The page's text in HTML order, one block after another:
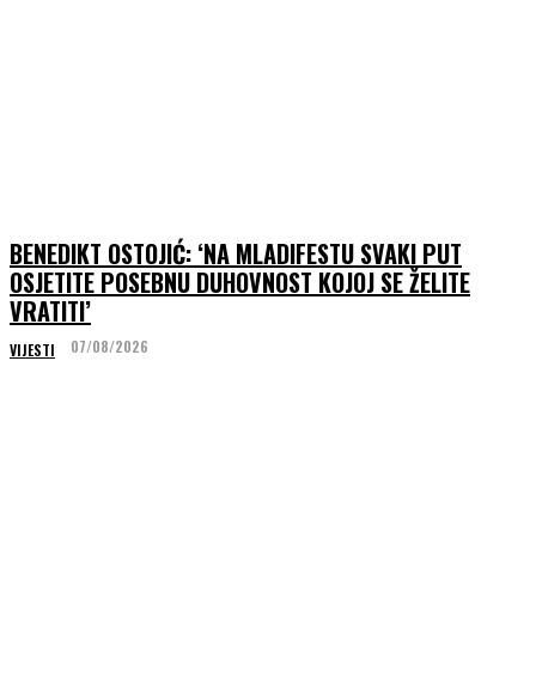
BENEDIKT OSTOJIĆ: ‘NA MLADIFESTU SVAKI PUT
OSJETITE POSEBNU DUHOVNOST KOJOJ SE ŽELITE
VRATITI’
VIJESTI 07/08/2026